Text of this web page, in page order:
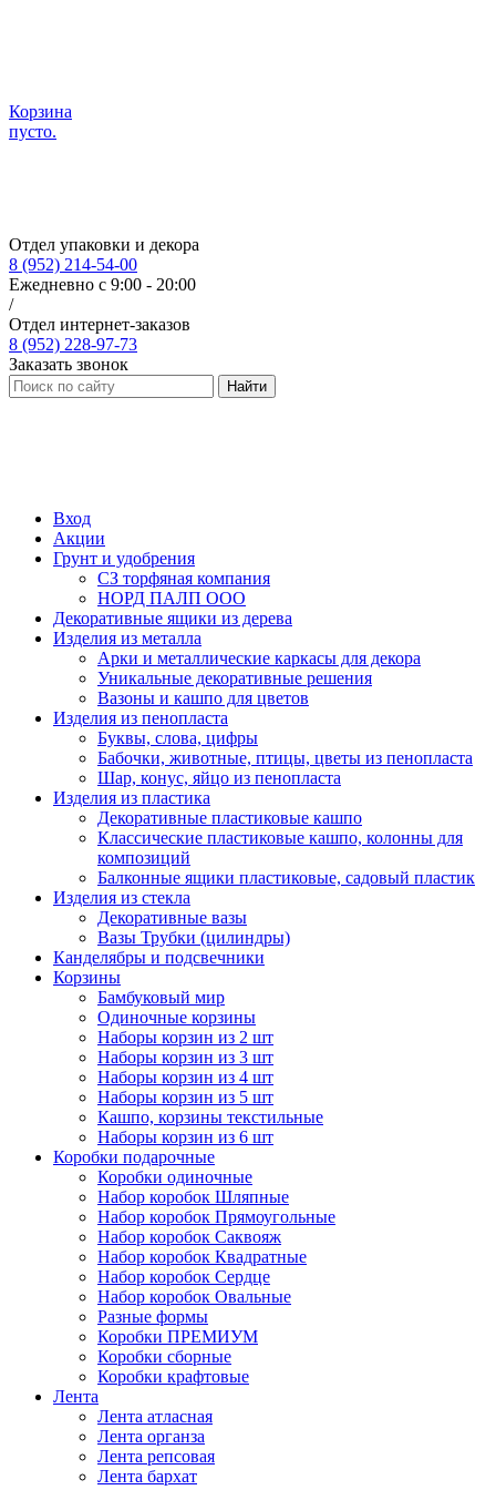
Корзина
пусто.
Отдел упаковки и декора
8 (952) 214-54-00
Ежедневно с 9:00 - 20:00
/
Отдел интернет-заказов
8 (952) 228-97-73
Заказать звонок
Найти
Вход
Акции
Грунт и удобрения
СЗ торфяная компания
НОРД ПАЛП ООО
Декоративные ящики из дерева
Изделия из металла
Арки и металлические каркасы для декора
Уникальные декоративные решения
Вазоны и кашпо для цветов
Изделия из пенопласта
Буквы, слова, цифры
Бабочки, животные, птицы, цветы из пенопласта
Шар, конус, яйцо из пенопласта
Изделия из пластика
Декоративные пластиковые кашпо
Классические пластиковые кашпо, колонны для
композиций
Балконные ящики пластиковые, садовый пластик
Изделия из стекла
Декоративные вазы
Вазы Трубки (цилиндры)
Канделябры и подсвечники
Корзины
Бамбуковый мир
Одиночные корзины
Наборы корзин из 2 шт
Наборы корзин из 3 шт
Наборы корзин из 4 шт
Наборы корзин из 5 шт
Кашпо, корзины текстильные
Наборы корзин из 6 шт
Коробки подарочные
Коробки одиночные
Набор коробок Шляпные
Набор коробок Прямоугольные
Набор коробок Саквояж
Набор коробок Квадратные
Набор коробок Сердце
Набор коробок Овальные
Разные формы
Коробки ПРЕМИУМ
Коробки сборные
Коробки крафтовые
Лента
Лента атласная
Лента органза
Лента репсовая
Лента бархат